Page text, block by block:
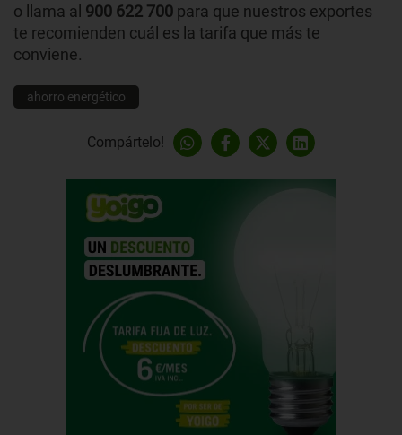
o llama al 900 622 700 para que nuestros exportes
te recomienden cuál es la tarifa que más te
conviene.
ahorro energético
Compártelo!